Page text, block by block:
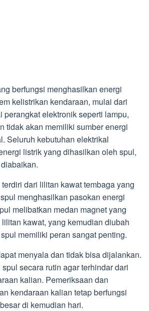
berfungsi menghasilkan energi
kelistrikan kendaraan, mulai dari
elektronik seperti lampu,
tidak akan memiliki sumber energi
Seluruh kebutuhan elektrikal
listrik yang dihasilkan oleh spul,
dari lilitan kawat tembaga yang
menghasilkan pasokan energi
melibatkan medan magnet yang
kawat, yang kemudian diubah
memiliki peran sangat penting.
menyala dan tidak bisa dijalankan.
secara rutin agar terhindar dari
kalian. Pemeriksaan dan
kendaraan kalian tetap berfungsi
di kemudian hari.